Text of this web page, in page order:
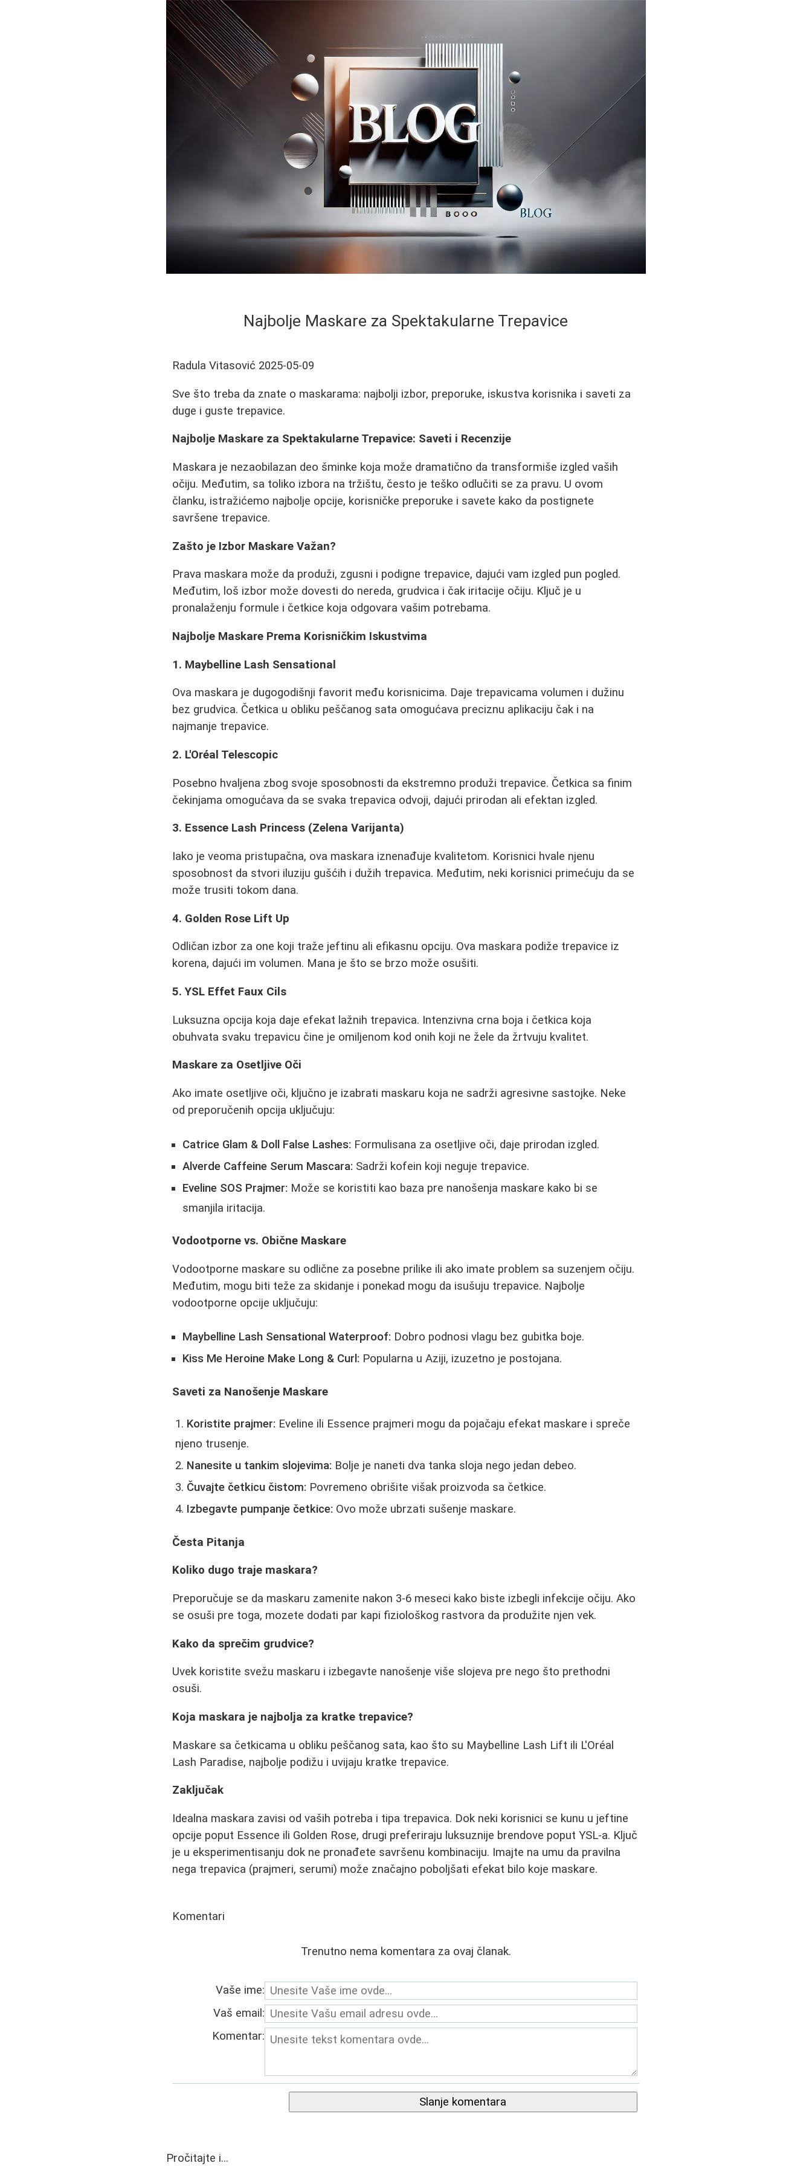
Najbolje Maskare za Spektakularne Trepavice
Radula Vitasović 2025-05-09
Sve što treba da znate o maskarama: najbolji izbor, preporuke, iskustva korisnika i saveti za
duge i guste trepavice.
Najbolje Maskare za Spektakularne Trepavice: Saveti i Recenzije
Maskara je nezaobilazan deo šminke koja može dramatično da transformiše izgled vaših
očiju. Međutim, sa toliko izbora na tržištu, često je teško odlučiti se za pravu. U ovom
članku, istražićemo najbolje opcije, korisničke preporuke i savete kako da postignete
savršene trepavice.
Zašto je Izbor Maskare Važan?
Prava maskara može da produži, zgusni i podigne trepavice, dajući vam izgled pun pogled.
Međutim, loš izbor može dovesti do nereda, grudvica i čak iritacije očiju. Ključ je u
pronalaženju formule i četkice koja odgovara vašim potrebama.
Najbolje Maskare Prema Korisničkim Iskustvima
1. Maybelline Lash Sensational
Ova maskara je dugogodišnji favorit među korisnicima. Daje trepavicama volumen i dužinu
bez grudvica. Četkica u obliku peščanog sata omogućava preciznu aplikaciju čak i na
najmanje trepavice.
2. L'Oréal Telescopic
Posebno hvaljena zbog svoje sposobnosti da ekstremno produži trepavice. Četkica sa finim
čekinjama omogućava da se svaka trepavica odvoji, dajući prirodan ali efektan izgled.
3. Essence Lash Princess (Zelena Varijanta)
Iako je veoma pristupačna, ova maskara iznenađuje kvalitetom. Korisnici hvale njenu
sposobnost da stvori iluziju gušćih i dužih trepavica. Međutim, neki korisnici primećuju da se
može trusiti tokom dana.
4. Golden Rose Lift Up
Odličan izbor za one koji traže jeftinu ali efikasnu opciju. Ova maskara podiže trepavice iz
korena, dajući im volumen. Mana je što se brzo može osušiti.
5. YSL Effet Faux Cils
Luksuzna opcija koja daje efekat lažnih trepavica. Intenzivna crna boja i četkica koja
obuhvata svaku trepavicu čine je omiljenom kod onih koji ne žele da žrtvuju kvalitet.
Maskare za Osetljive Oči
Ako imate osetljive oči, ključno je izabrati maskaru koja ne sadrži agresivne sastojke. Neke
od preporučenih opcija uključuju:
Catrice Glam & Doll False Lashes: Formulisana za osetljive oči, daje prirodan izgled.
Alverde Caffeine Serum Mascara: Sadrži kofein koji neguje trepavice.
Eveline SOS Prajmer: Može se koristiti kao baza pre nanošenja maskare kako bi se
smanjila iritacija.
Vodootporne vs. Obične Maskare
Vodootporne maskare su odlične za posebne prilike ili ako imate problem sa suzenjem očiju.
Međutim, mogu biti teže za skidanje i ponekad mogu da isušuju trepavice. Najbolje
vodootporne opcije uključuju:
Maybelline Lash Sensational Waterproof: Dobro podnosi vlagu bez gubitka boje.
Kiss Me Heroine Make Long & Curl: Popularna u Aziji, izuzetno je postojana.
Saveti za Nanošenje Maskare
Koristite prajmer: Eveline ili Essence prajmeri mogu da pojačaju efekat maskare i spreče
njeno trusenje.
Nanesite u tankim slojevima: Bolje je naneti dva tanka sloja nego jedan debeo.
Čuvajte četkicu čistom: Povremeno obrišite višak proizvoda sa četkice.
Izbegavte pumpanje četkice: Ovo može ubrzati sušenje maskare.
Česta Pitanja
Koliko dugo traje maskara?
Preporučuje se da maskaru zamenite nakon 3-6 meseci kako biste izbegli infekcije očiju. Ako
se osuši pre toga, mozete dodati par kapi fiziološkog rastvora da produžite njen vek.
Kako da sprečim grudvice?
Uvek koristite svežu maskaru i izbegavte nanošenje više slojeva pre nego što prethodni
osuši.
Koja maskara je najbolja za kratke trepavice?
Maskare sa četkicama u obliku peščanog sata, kao što su Maybelline Lash Lift ili L'Oréal
Lash Paradise, najbolje podižu i uvijaju kratke trepavice.
Zaključak
Idealna maskara zavisi od vaših potreba i tipa trepavica. Dok neki korisnici se kunu u jeftine
opcije poput Essence ili Golden Rose, drugi preferiraju luksuznije brendove poput YSL-a. Ključ
je u eksperimentisanju dok ne pronađete savršenu kombinaciju. Imajte na umu da pravilna
nega trepavica (prajmeri, serumi) može značajno poboljšati efekat bilo koje maskare.
Komentari
Trenutno nema komentara za ovaj članak.
Vaše ime:
Vaš email:
Komentar:
Slanje komentara
Pročitajte i...